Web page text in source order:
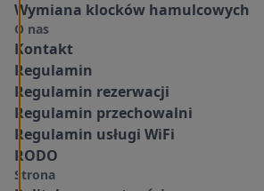
Wymiana klocków hamulcowych
O nas
Kontakt
Regulamin
Regulamin rezerwacji
Regulamin przechowalni
Regulamin usługi WiFi
RODO
Strona